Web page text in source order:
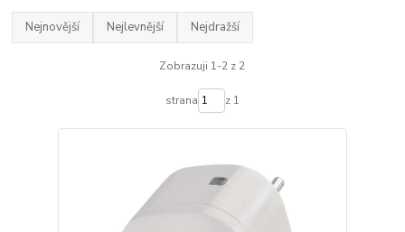
Nejnovější Nejlevnější Nejdražší
Zobrazuji 1-2 z 2
strana z 1